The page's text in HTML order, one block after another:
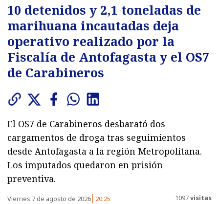
10 detenidos y 2,1 toneladas de
marihuana incautadas deja
operativo realizado por la
Fiscalía de Antofagasta y el OS7
de Carabineros
El OS7 de Carabineros desbarató dos
cargamentos de droga tras seguimientos
desde Antofagasta a la región Metropolitana.
Los imputados quedaron en prisión
preventiva.
Viernes 7 de agosto de 2026 20:25 1097visitas